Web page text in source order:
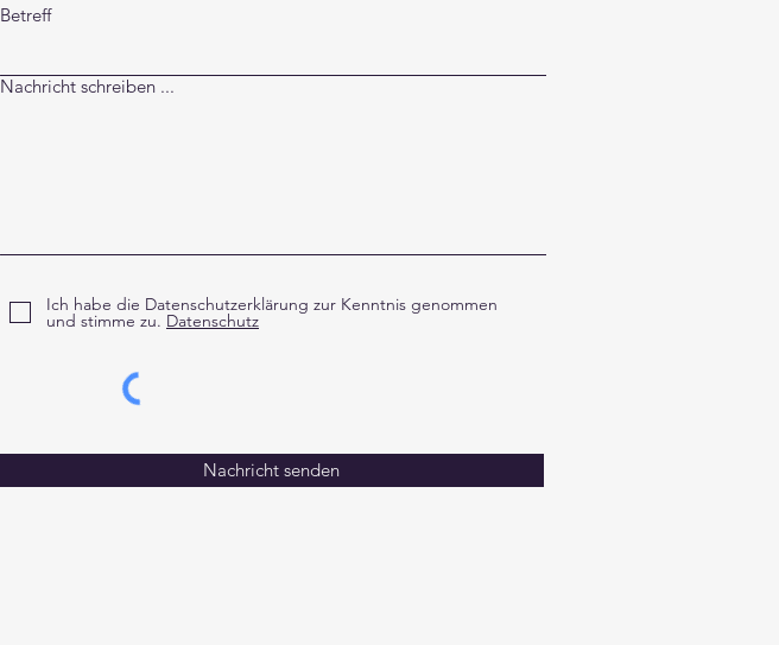
Betreff
Nachricht schreiben ...
Ich habe die Datenschutzerklärung zur Kenntnis genommen
und stimme zu. Datenschutz
Nachricht senden